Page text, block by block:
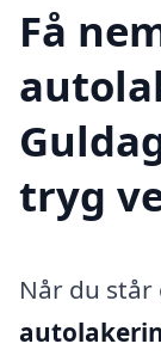
Få
tryg
Når du